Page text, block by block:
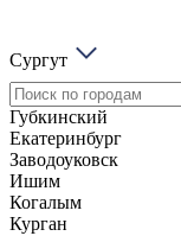
Сургут
Губкинский
Екатеринбург
Заводоуковск
Ишим
Когалым
Курган